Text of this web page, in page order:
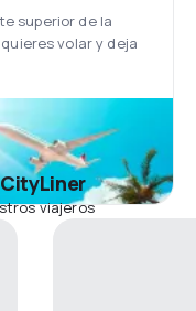
superior de la
volar y deja
viajeros